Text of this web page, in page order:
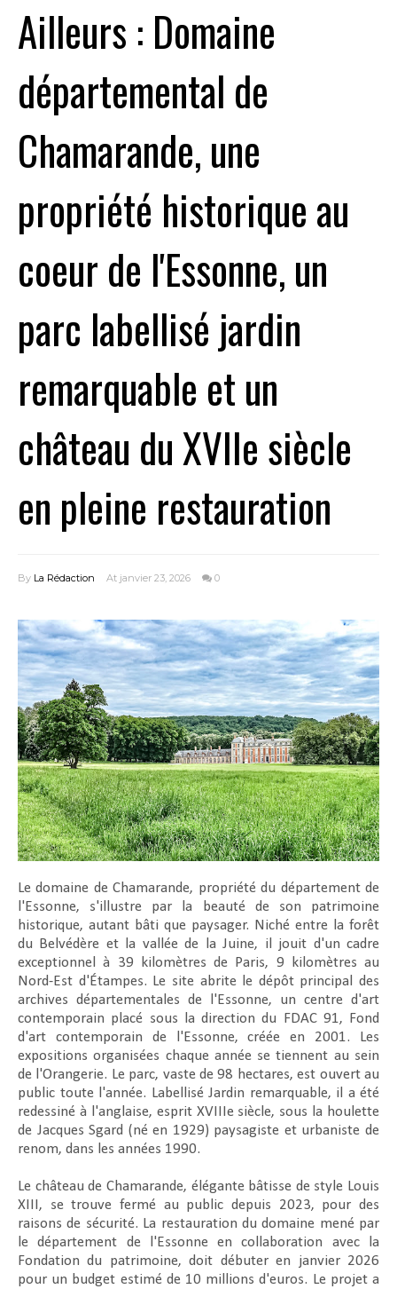
Ailleurs : Domaine
départemental de
Chamarande, une
propriété historique au
coeur de l'Essonne, un
parc labellisé jardin
remarquable et un
château du XVIIe siècle
en pleine restauration
By La Rédaction At janvier 23, 2026 0
Le domaine de Chamarande, propriété du département de
l'Essonne, s'illustre par la beauté de son patrimoine
historique, autant bâti que paysager. Niché entre la forêt
du Belvédère et la vallée de la Juine, il jouit d'un cadre
exceptionnel à 39 kilomètres de Paris, 9 kilomètres au
Nord-Est d'Étampes. Le site abrite le dépôt principal des
archives départementales de l'Essonne, un centre d'art
contemporain placé sous la direction du FDAC 91, Fond
d'art contemporain de l'Essonne, créée en 2001. Les
expositions organisées chaque année se tiennent au sein
de l'Orangerie. Le parc, vaste de 98 hectares, est ouvert au
public toute l'année. Labellisé Jardin remarquable, il a été
redessiné à l'anglaise, esprit XVIIIe siècle, sous la houlette
de Jacques Sgard (né en 1929) paysagiste et urbaniste de
renom, dans les années 1990.
Le château de Chamarande, élégante bâtisse de style Louis
XIII, se trouve fermé au public depuis 2023, pour des
raisons de sécurité. La restauration du domaine mené par
le département de l'Essonne en collaboration avec la
Fondation du patrimoine, doit débuter en janvier 2026
pour un budget estimé de 10 millions d'euros. Le projet a